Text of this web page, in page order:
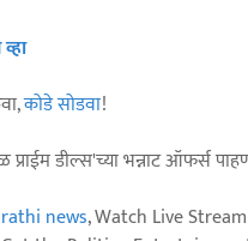
कोडे सोडवा!
डील्स'च्या भन्नाट ऑफर्स
news, Watch Live